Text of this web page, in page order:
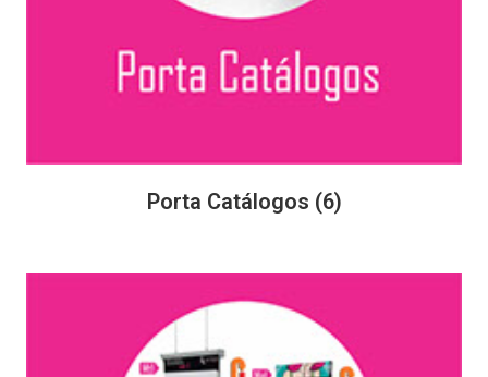
Porta Catálogos (6)